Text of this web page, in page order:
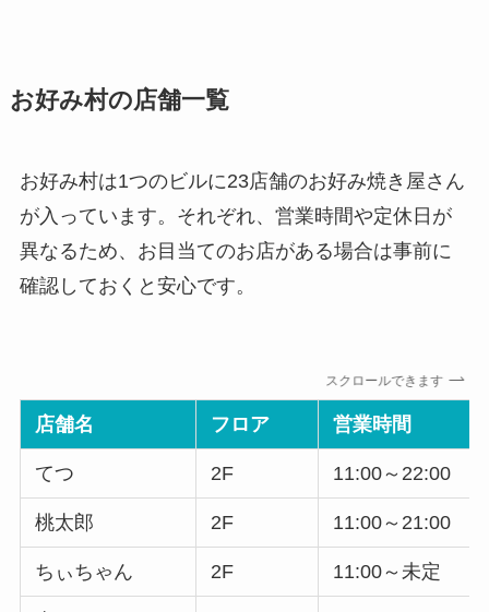
お好み村の店舗一覧
お好み村は1つのビルに23店舗のお好み焼き屋さん
が入っています。それぞれ、営業時間や定休日が
異なるため、お目当てのお店がある場合は事前に
確認しておくと安心です。
スクロールできます
店舗名 フロア 営業時間
てつ 2F 11:00～22:00
桃太郎 2F 11:00～21:00
ちぃちゃん 2F 11:00～未定